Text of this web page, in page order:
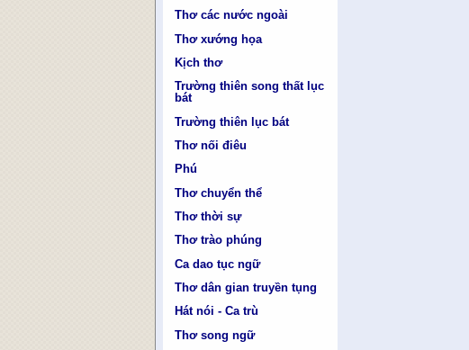
Thơ các nước ngoài
Thơ xướng họa
Kịch thơ
Trường thiên song thất lục
bát
Trường thiên lục bát
Thơ nối điêu
Phú
Thơ chuyển thể
Thơ thời sự
Thơ trào phúng
Ca dao tục ngữ
Thơ dân gian truyền tụng
Hát nói - Ca trù
Thơ song ngữ